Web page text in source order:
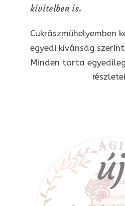
kivitelben is.
Cukrászműhelyemben
egyedi kívánság
Minden torta